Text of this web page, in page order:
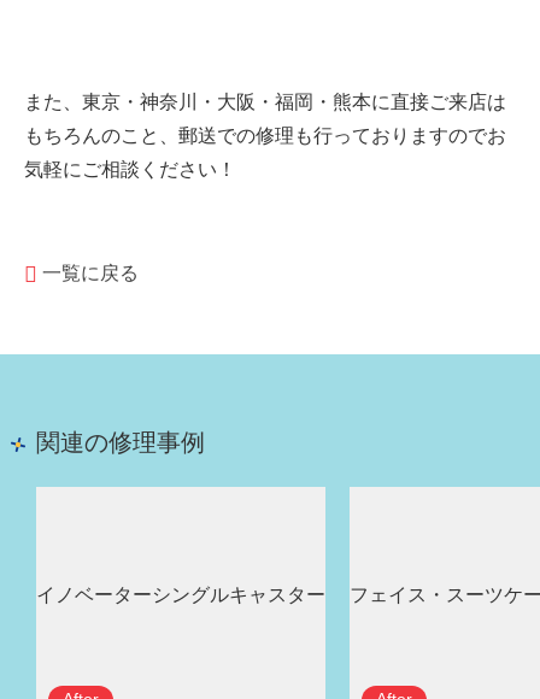
また、東京・神奈川・大阪・ 福岡・熊本に直接ご来店は
もちろんのこと、郵送での修理も行っておりますのでお
気軽にご相談ください！
一覧に戻る
関連の修理事例